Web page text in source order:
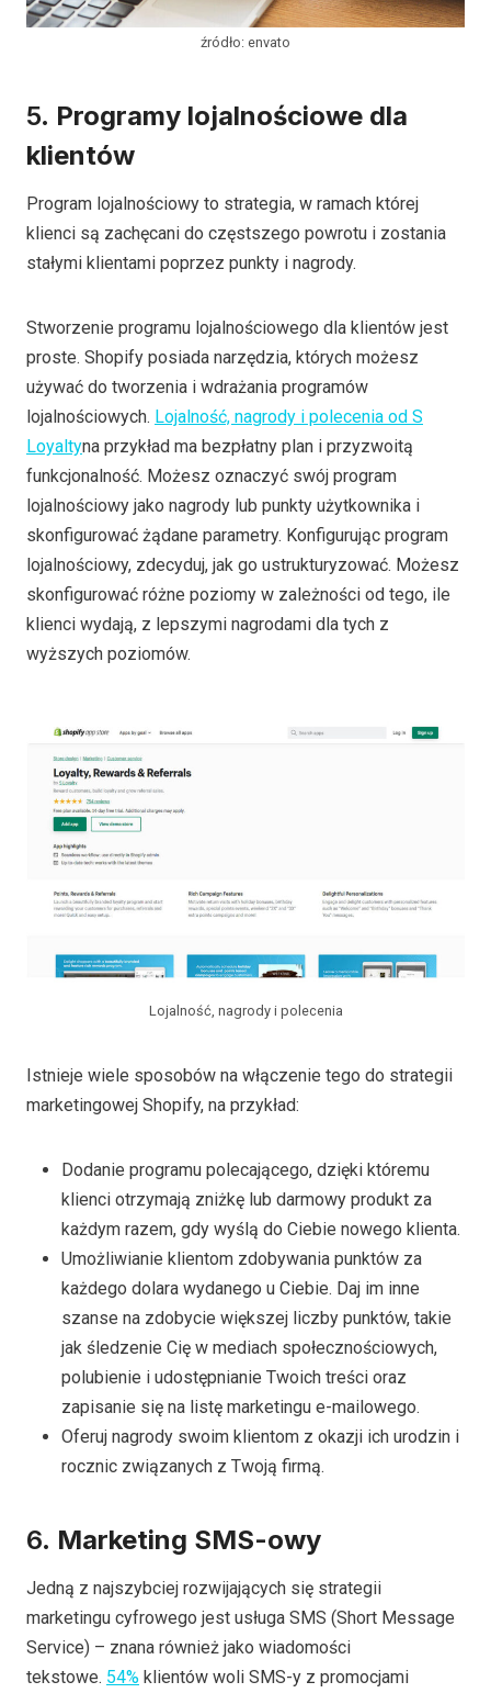
źródło: envato
5. Programy lojalnościowe dla
klientów
Program lojalnościowy to strategia, w ramach której
klienci są zachęcani do częstszego powrotu i zostania
stałymi klientami poprzez punkty i nagrody.
Stworzenie programu lojalnościowego dla klientów jest
proste. Shopify posiada narzędzia, których możesz
używać do tworzenia i wdrażania programów
lojalnościowych. Lojalność, nagrody i polecenia od S
Loyaltyna przykład ma bezpłatny plan i przyzwoitą
funkcjonalność. Możesz oznaczyć swój program
lojalnościowy jako nagrody lub punkty użytkownika i
skonfigurować żądane parametry. Konfigurując program
lojalnościowy, zdecyduj, jak go ustrukturyzować. Możesz
skonfigurować różne poziomy w zależności od tego, ile
klienci wydają, z lepszymi nagrodami dla tych z
wyższych poziomów.
Lojalność, nagrody i polecenia
Istnieje wiele sposobów na włączenie tego do strategii
marketingowej Shopify, na przykład:
Dodanie programu polecającego, dzięki któremu
klienci otrzymają zniżkę lub darmowy produkt za
każdym razem, gdy wyślą do Ciebie nowego klienta.
Umożliwianie klientom zdobywania punktów za
każdego dolara wydanego u Ciebie. Daj im inne
szanse na zdobycie większej liczby punktów, takie
jak śledzenie Cię w mediach społecznościowych,
polubienie i udostępnianie Twoich treści oraz
zapisanie się na listę marketingu e-mailowego.
Oferuj nagrody swoim klientom z okazji ich urodzin i
rocznic związanych z Twoją firmą.
6. Marketing SMS-owy
Jedną z najszybciej rozwijających się strategii
marketingu cyfrowego jest usługa SMS (Short Message
Service) – znana również jako wiadomości
tekstowe. 54% klientów woli SMS-y z promocjami